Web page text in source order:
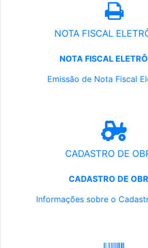
NOTA FISCAL
NOTA FISCAL
Emissão de Nota Fiscal
CADASTRO DE
CADASTRO DE
Informações sobre o